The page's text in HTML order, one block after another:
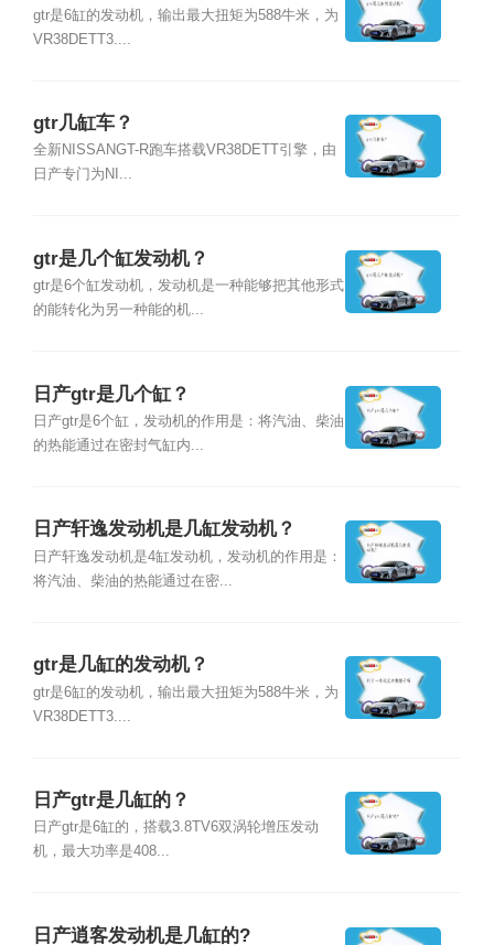
gtr是6缸的发动机，输出最大扭矩为588牛米，为
VR38DETT3....
gtr几缸车？
全新NISSANGT-R跑车搭载VR38DETT引擎，由
日产专门为NI...
gtr是几个缸发动机？
gtr是6个缸发动机，发动机是一种能够把其他形式
的能转化为另一种能的机...
日产gtr是几个缸？
日产gtr是6个缸，发动机的作用是：将汽油、柴油
的热能通过在密封气缸内...
日产轩逸发动机是几缸发动机？
日产轩逸发动机是4缸发动机，发动机的作用是：
将汽油、柴油的热能通过在密...
gtr是几缸的发动机？
gtr是6缸的发动机，输出最大扭矩为588牛米，为
VR38DETT3....
日产gtr是几缸的？
日产gtr是6缸的，搭载3.8TV6双涡轮增压发动
机，最大功率是408...
日产逍客发动机是几缸的?